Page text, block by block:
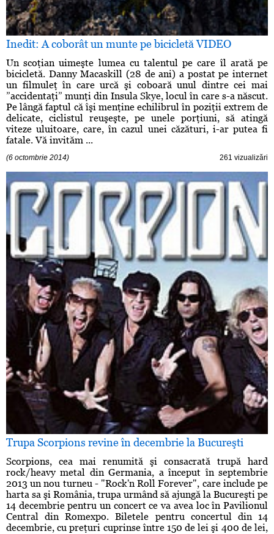
Inedit: A coborât un munte pe bicicletă VIDEO
Un scoţian uimeşte lumea cu talentul pe care îl arată pe
bicicletă. Danny Macaskill (28 de ani) a postat pe internet
un filmuleţ în care urcă şi coboară unul dintre cei mai
”accidentaţi” munţi din Insula Skye, locul în care s-a născut.
Pe lângă faptul că îşi menţine echilibrul în poziţii extrem de
delicate, ciclistul reuşeşte, pe unele porţiuni, să atingă
viteze uluitoare, care, în cazul unei căzături, i-ar putea fi
fatale. Vă invităm ...
(6 octombrie 2014) 261 vizualizări
Trupa Scorpions revine în decembrie la Bucureşti
Scorpions, cea mai renumită şi consacrată trupă hard
rock/heavy metal din Germania, a început în septembrie
2013 un nou turneu - "Rock'n Roll Forever", care include pe
harta sa şi România, trupa urmând să ajungă la Bucureşti pe
14 decembrie pentru un concert ce va avea loc în Pavilionul
Central din Romexpo. Biletele pentru concertul din 14
decembrie, cu preţuri cuprinse între 150 de lei şi 400 de lei,